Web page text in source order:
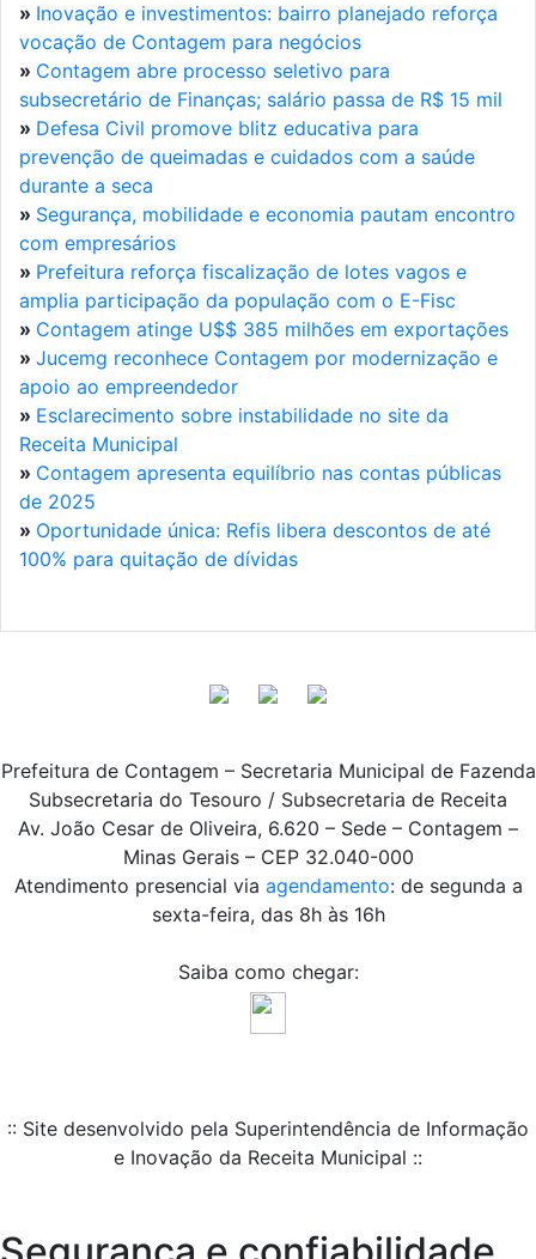
» Inovação e investimentos: bairro planejado reforça
vocação de Contagem para negócios
» Contagem abre processo seletivo para
subsecretário de Finanças; salário passa de R$ 15 mil
» Defesa Civil promove blitz educativa para
prevenção de queimadas e cuidados com a saúde
durante a seca
» Segurança, mobilidade e economia pautam encontro
com empresários
» Prefeitura reforça fiscalização de lotes vagos e
amplia participação da população com o E-Fisc
» Contagem atinge U$$ 385 milhões em exportações
» Jucemg reconhece Contagem por modernização e
apoio ao empreendedor
» Esclarecimento sobre instabilidade no site da
Receita Municipal
» Contagem apresenta equilíbrio nas contas públicas
de 2025
» Oportunidade única: Refis libera descontos de até
100% para quitação de dívidas
Prefeitura de Contagem – Secretaria Municipal de Fazenda
Subsecretaria do Tesouro / Subsecretaria de Receita
Av. João Cesar de Oliveira, 6.620 – Sede – Contagem –
Minas Gerais – CEP 32.040-000
Atendimento presencial via agendamento: de segunda a
sexta-feira, das 8h às 16h
Saiba como chegar:
:: Site desenvolvido pela Superintendência de Informação
e Inovação da Receita Municipal ::